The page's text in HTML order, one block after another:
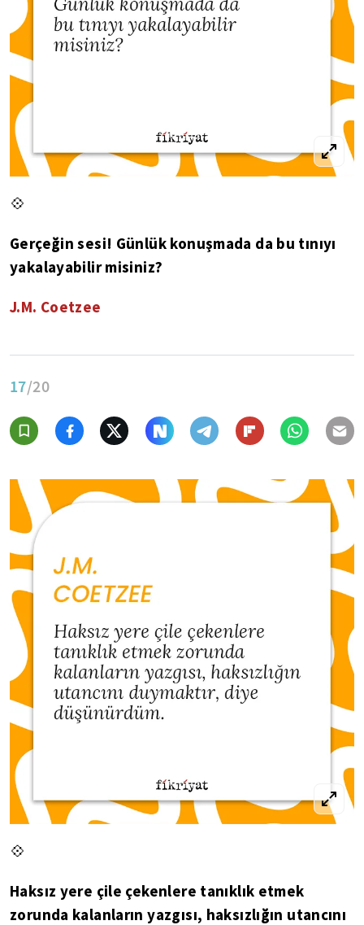
💠
Gerçeğin sesi! Günlük konuşmada da bu tınıyı
yakalayabilir misiniz?
J.M. Coetzee
17/20
💠
Haksız yere çile çekenlere tanıklık etmek
zorunda kalanların yazgısı, haksızlığın utancını